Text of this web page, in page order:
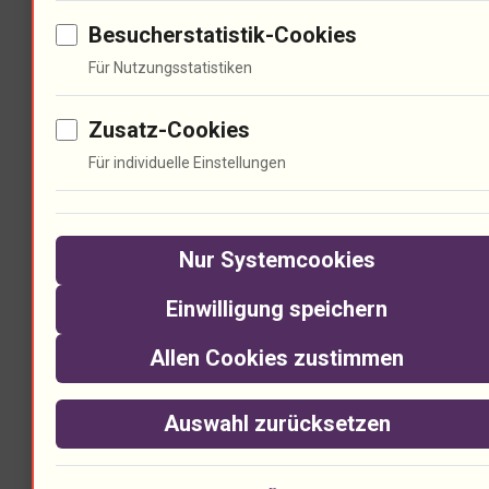
Künstler und Fan noch stärker.
Informationsübersicht über
den Einfluss von Live-Events
emotional
verbunden
75% der
dass
Besucherstatistik-Cookies
Für Nutzungsstatistiken
Zusatz-Cookies
Für individuelle Einstellungen
Nur Systemcookies
Einwilligung speichern
Allen Cookies zustimmen
Auswahl zurücksetzen